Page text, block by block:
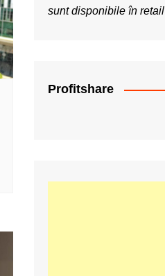
sunt disponibile în retail
Profitshare